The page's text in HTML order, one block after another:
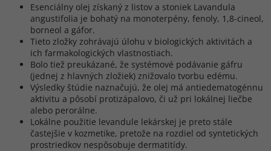
Esenciálny olej získaný z listov a stoniek Lavandula
angustifolia je bohatý na monoterpény, fenoly, 1,8-cineol,
borneol a gáfor.
Tieto zložky zohrávajú úlohu v biologických aktivitách a
ich farmakologických vlastnostiach.
Bolo tiež preukázané, že systémové podávanie gáfru
(jednej z hlavných zložiek) znižovalo tvorbu edému.
Výsledky štúdie naznačujú, že olej má antiedematogénnu
aktivitu a pôsobí protizápalovo, či už pri lokálnej liečbe
alebo perorálne.
Lokálne použitie levandule lekárskej je preto stále
častejšie v kozmetike, pretože na rozdiel od syntetických
prostriedkov nespôsobuje dermatitídy.